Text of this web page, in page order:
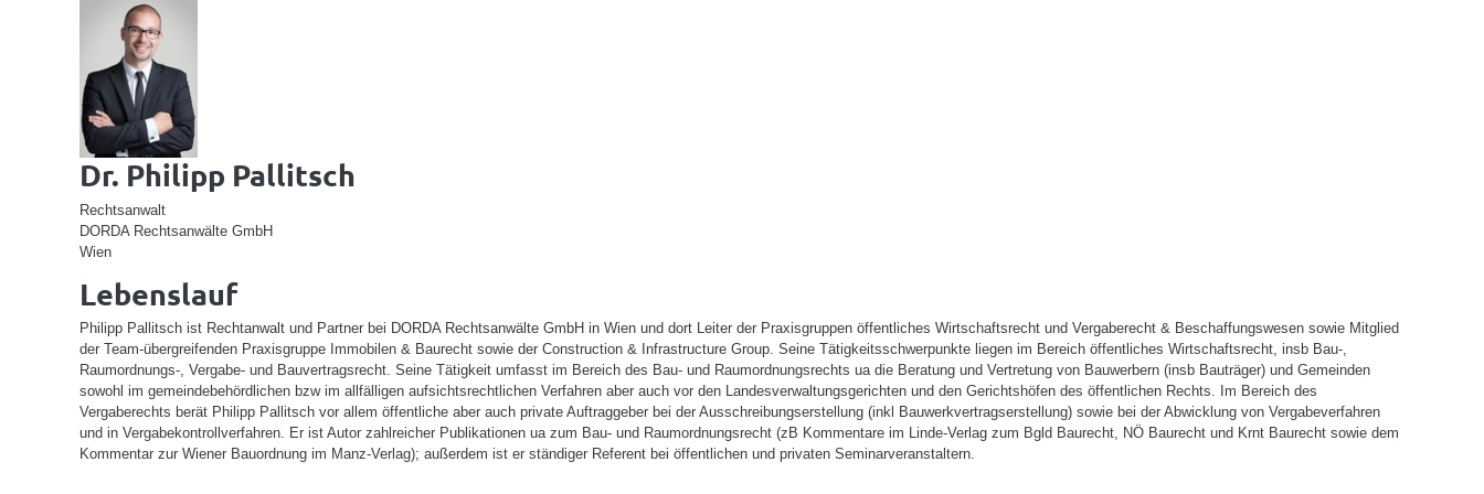
Dr. Philipp Pallitsch
Rechtsanwalt
DORDA Rechtsanwälte GmbH
Wien
Lebenslauf
Philipp Pallitsch ist Rechtanwalt und Partner bei DORDA Rechtsanwälte GmbH in Wien und dort Leiter der Praxisgruppen öffentliches Wirtschaftsrecht und Vergaberecht & Beschaffungswesen sowie Mitglied
der Team-übergreifenden Praxisgruppe Immobilen & Baurecht sowie der Construction & Infrastructure Group. Seine Tätigkeitsschwerpunkte liegen im Bereich öffentliches Wirtschaftsrecht, insb Bau-,
Raumordnungs-, Vergabe- und Bauvertragsrecht. Seine Tätigkeit umfasst im Bereich des Bau- und Raumordnungsrechts ua die Beratung und Vertretung von Bauwerbern (insb Bauträger) und Gemeinden
sowohl im gemeindebehördlichen bzw im allfälligen aufsichtsrechtlichen Verfahren aber auch vor den Landesverwaltungsgerichten und den Gerichtshöfen des öffentlichen Rechts. Im Bereich des
Vergaberechts berät Philipp Pallitsch vor allem öffentliche aber auch private Auftraggeber bei der Ausschreibungserstellung (inkl Bauwerkvertragserstellung) sowie bei der Abwicklung von Vergabeverfahren
und in Vergabekontrollverfahren. Er ist Autor zahlreicher Publikationen ua zum Bau- und Raumordnungsrecht (zB Kommentare im Linde-Verlag zum Bgld Baurecht, NÖ Baurecht und Krnt Baurecht sowie dem
Kommentar zur Wiener Bauordnung im Manz-Verlag); außerdem ist er ständiger Referent bei öffentlichen und privaten Seminarveranstaltern.